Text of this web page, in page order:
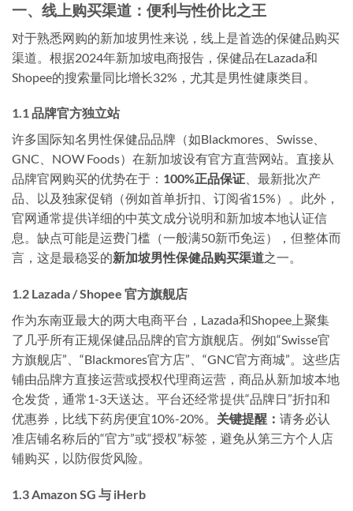
一、线上购买渠道：便利与性价比之王
对于熟悉网购的新加坡男性来说，线上是首选的保健品购买
渠道。根据2024年新加坡电商报告，保健品在Lazada和
Shopee的搜索量同比增长32%，尤其是男性健康类目。
1.1 品牌官方独立站
许多国际知名男性保健品品牌（如Blackmores、Swisse、
GNC、NOW Foods）在新加坡设有官方直营网站。直接从
品牌官网购买的优势在于： 100%正品保证 、最新批次产
品、以及独家促销（例如首单折扣、订阅省15%）。此外，
官网通常提供详细的中英文成分说明和新加坡本地认证信
息。缺点可能是运费门槛（一般满50新币免运），但整体而
言，这是最稳妥的新加坡男性保健品购买渠道之一。
1.2 Lazada / Shopee 官方旗舰店
作为东南亚最大的两大电商平台，Lazada和Shopee上聚集
了几乎所有正规保健品品牌的官方旗舰店。例如“Swisse官
方旗舰店”、“Blackmores官方店”、“GNC官方商城”。这些店
铺由品牌方直接运营或授权代理商运营，商品从新加坡本地
仓发货，通常1-3天送达。平台还经常提供“品牌日”折扣和
优惠券，比线下药房便宜10%-20%。 关键提醒： 请务必认
准店铺名称后的“官方”或“授权”标签，避免从第三方个人店
铺购买，以防假货风险。
1.3 Amazon SG 与 iHerb